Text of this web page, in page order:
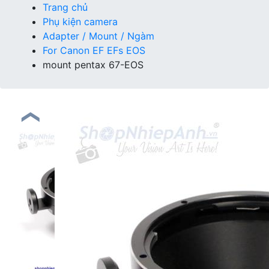
Trang chủ
Phụ kiện camera
Adapter / Mount / Ngàm
For Canon EF EFs EOS
mount pentax 67-EOS
❮